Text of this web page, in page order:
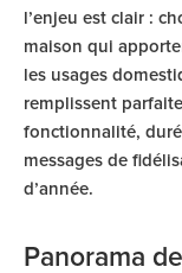
l’enjeu est clair :
maison qui
les usages
remplissent
fonctionnalité,
messages de
d’année.
Panorama